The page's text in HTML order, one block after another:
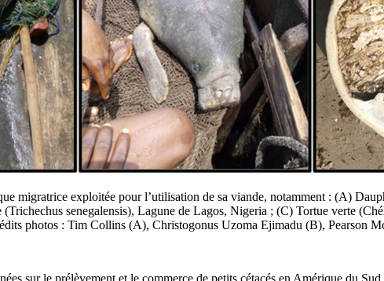
migratrice exploitée pour l’utilisation de sa viande, notamment : (A)
senegalensis), Lagune de Lagos, Nigeria ; (C) Tortue verte
photos : Tim Collins (A), Christogonus Uzoma Ejimadu (B), Pearson
sur le prélèvement et le commerce de petits cétacés en Amérique du